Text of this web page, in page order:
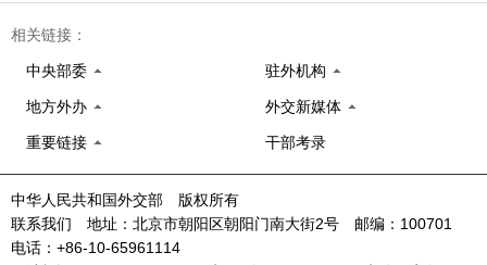
相关链接：
中央部委 驻外机构
地方外办 外交新媒体
重要链接 干部考录
中华人民共和国外交部 版权所有
联系我们 地址：北京市朝阳区朝阳门南大街2号 邮编：100701
电话：+86-10-65961114